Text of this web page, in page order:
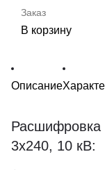
В корзину
Описание
3х240, 10 кВ: